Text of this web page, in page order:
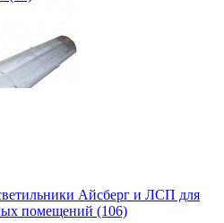
Айсберг и ЛСП для
помещений (106)